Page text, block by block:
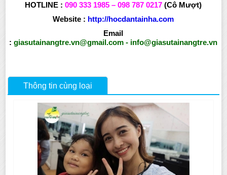
HOTLINE :090 333 1985 – 098 787 0217(Cô Mượt)
Website : http://hocdantainha.com
Email
: giasutainangtre.vn@gmail.com- info@giasutainangtre.vn
Thông tin cùng loại